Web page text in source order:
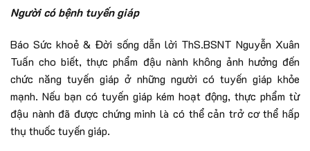
Người có bệnh tuyến giáp
Báo Sức khoẻ & Đời sống dẫn lời ThS.BSNT Nguyễn Xuân
Tuấn cho biết, thực phẩm đậu nành không ảnh hưởng đến
chức năng tuyến giáp ở những người có tuyến giáp khỏe
mạnh. Nếu bạn có tuyến giáp kém hoạt động, thực phẩm từ
đậu nành đã được chứng minh là có thể cản trở cơ thể hấp
thụ thuốc tuyến giáp.